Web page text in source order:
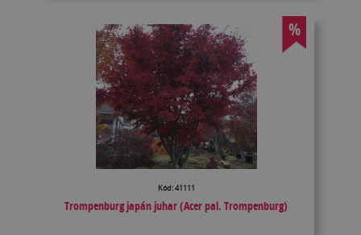
%
Kód: 41111
Trompenburg japán juhar (Acer pal. Trompenburg)